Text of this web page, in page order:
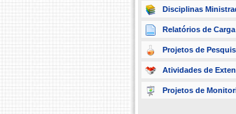
Disciplinas
Relatórios de
Projetos de
Atividades de
Projetos de